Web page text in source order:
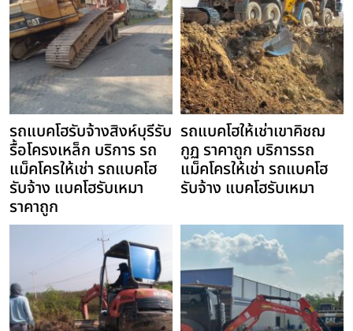
รถแบคโฮรับจ้างสิงห์บุรีรับ
รื้อโครงเหล็ก บริการ รถ
แม็คโครให้เช่า รถแบคโฮ
รับจ้าง แบคโฮรับเหมา
ราคาถูก
รถแบคโฮให้เช่าเขาคิชฌ
กูฏ ราคาถูก บริการรถ
แม็คโครให้เช่า รถแบคโฮ
รับจ้าง แบคโฮรับเหมา